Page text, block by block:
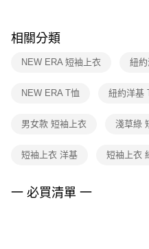
※ 交易是否成功請以「AFTEE先享
是否繳費成功／繳費後需取消欲退
客戶支援中心」https://
１．透過由恩沛科技股份有限公司
權轉讓予恩沛科技股份有限公司。
３．未成年的使用者請事先徵得法
４．使用「AFTEE先享後付」時，
相關分類
NEW ERA 短袖上衣 紐
NEW ERA T恤 紐約洋基
男女款 短袖上衣 淺草綠
短袖上衣 洋基 短袖上衣
一 必買清單 一